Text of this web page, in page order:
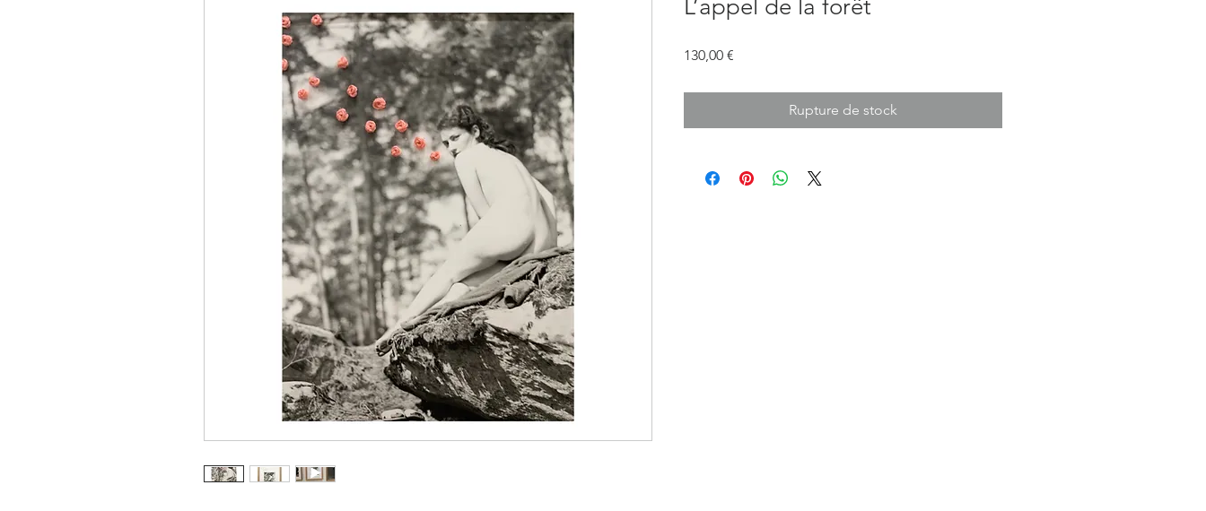
L’appel de la forêt
130,00 €
Rupture de stock